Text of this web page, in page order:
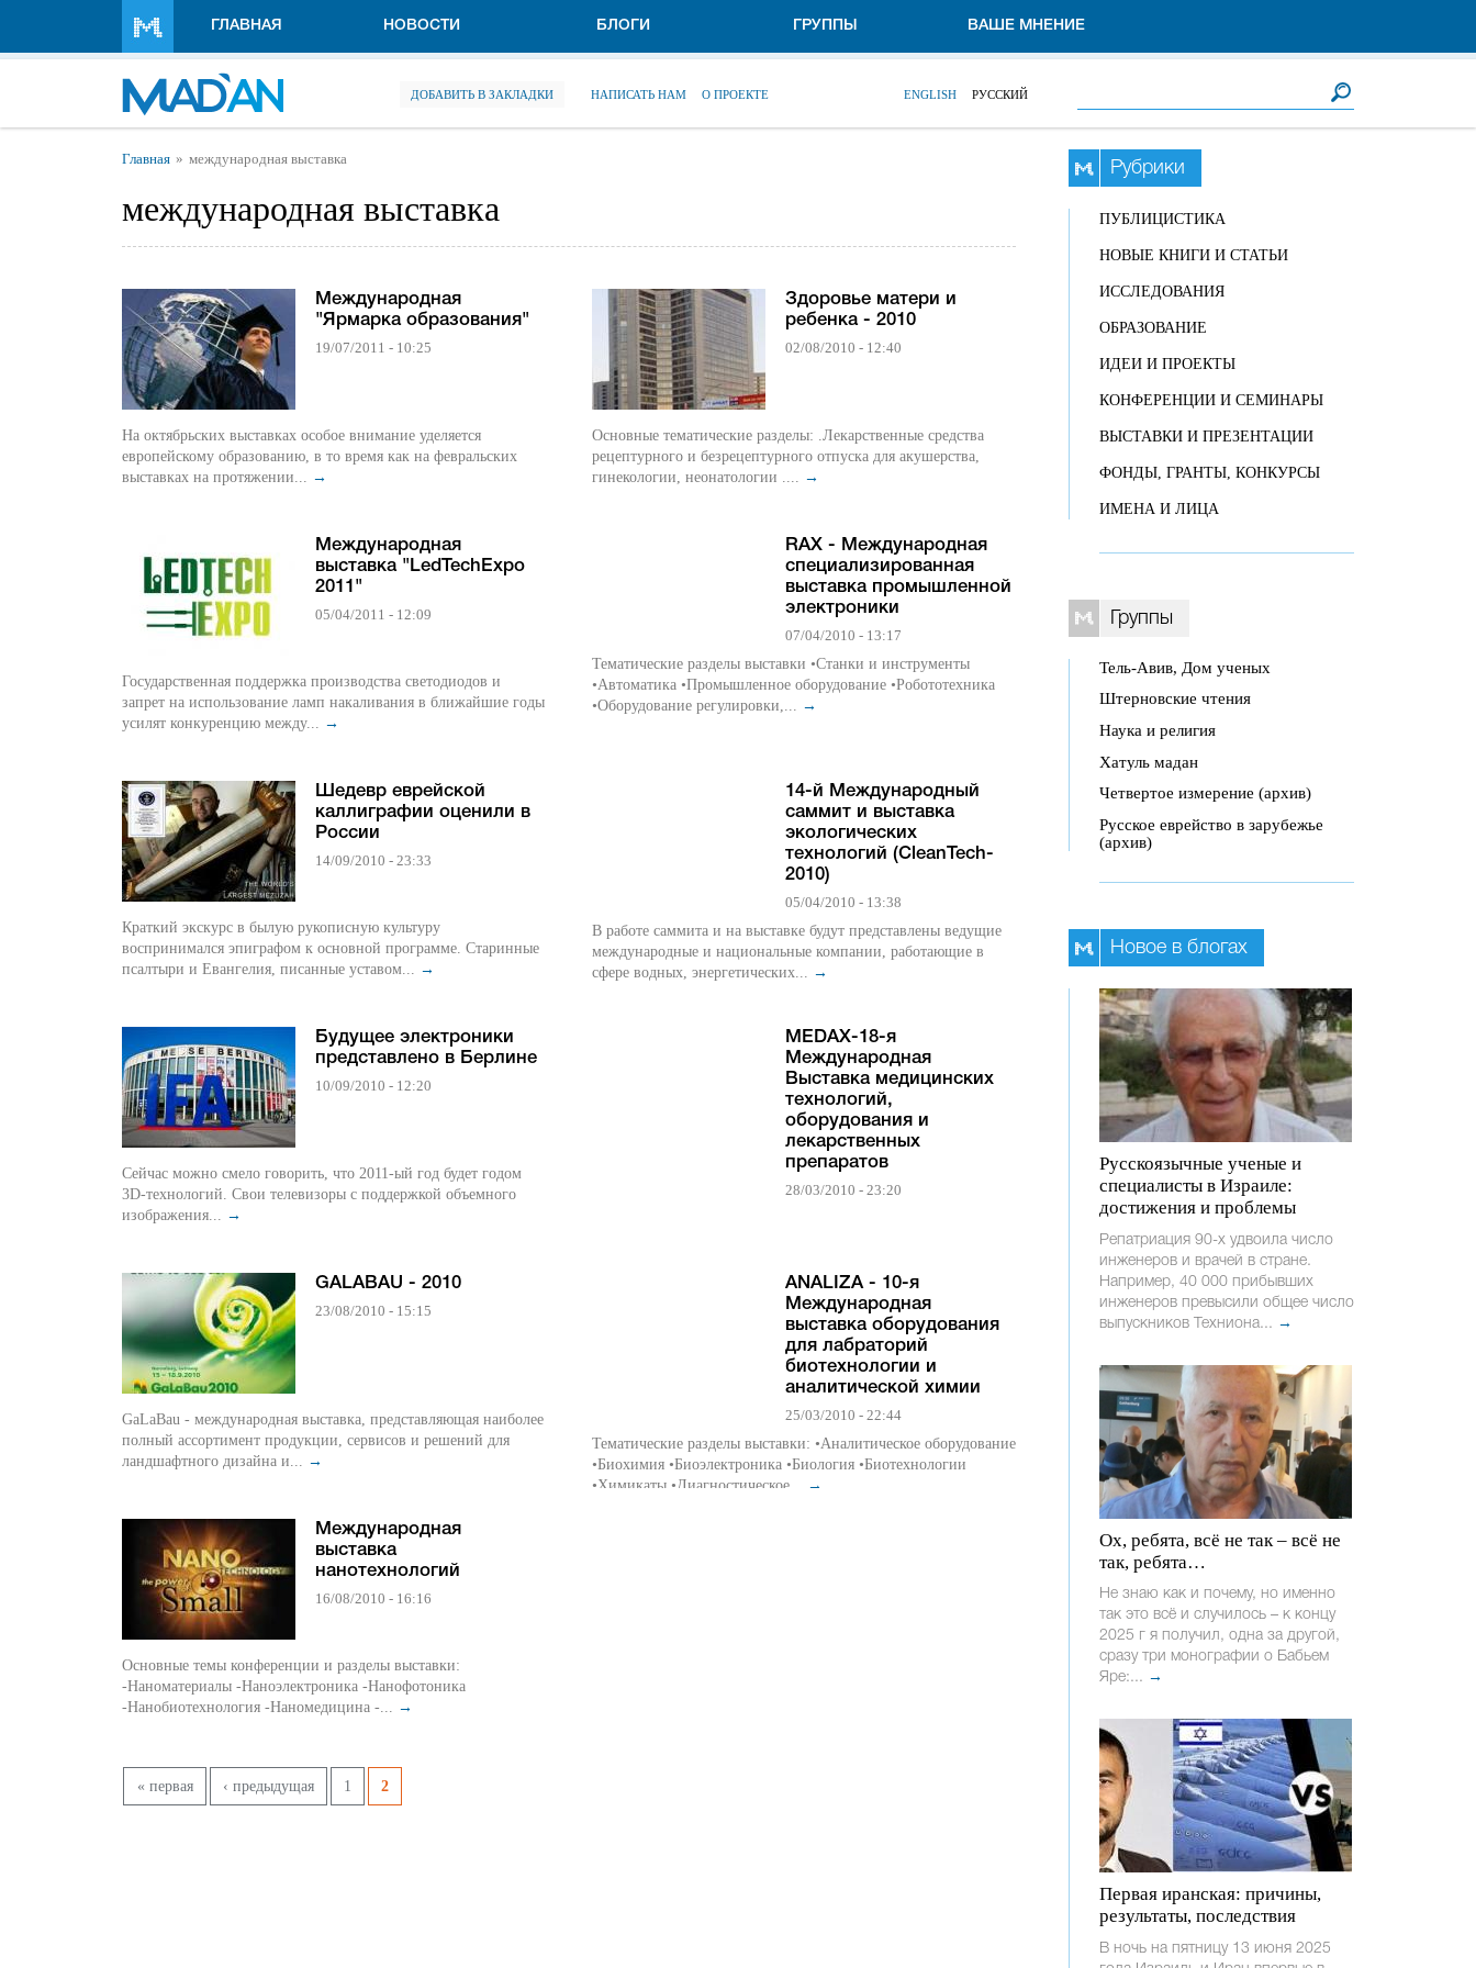
ГЛАВНАЯ НОВОСТИ БЛОГИ ГРУППЫ ВАШЕ МНЕНИЕ
ДОБАВИТЬ В ЗАКЛАДКИ НАПИСАТЬ НАМ О ПРОЕКТЕ ENGLISH РУССКИЙ
Вы здесь
Главная международная выставка
международная выставка
Международная
"Ярмарка образования"
19/07/2011 - 10:25
На октябрьских выставках особое внимание уделяется
европейскому образованию, в то время как на февральских
выставках на протяжении... →
Международная
выставка "LedTechExpo
2011"
05/04/2011 - 12:09
Государственная поддержка производства светодиодов и
запрет на использование ламп накаливания в ближайшие годы
усилят конкуренцию между... →
Шедевр еврейской
каллиграфии оценили в
России
14/09/2010 - 23:33
Краткий экскурс в былую рукописную культуру
воспринимался эпиграфом к основной программе. Старинные
псалтыри и Евангелия, писанные уставом... →
Будущее электроники
представлено в Берлине
10/09/2010 - 12:20
Сейчас можно смело говорить, что 2011-ый год будет годом
3D-технологий. Свои телевизоры с поддержкой объемного
изображения... →
GALABAU - 2010
23/08/2010 - 15:15
GaLaBau - международная выставка, представляющая наиболее
полный ассортимент продукции, сервисов и решений для
ландшафтного дизайна и... →
Международная
выставка
нанотехнологий
16/08/2010 - 16:16
Основные темы конференции и разделы выставки:
-Наноматериалы -Наноэлектроника -Нанофотоника
-Нанобиотехнология -Наномедицина -... →
Здоровье матери и
ребенка - 2010
02/08/2010 - 12:40
Основные тематические разделы: .Лекарственные средства
рецептурного и безрецептурного отпуска для акушерства,
гинекологии, неонатологии .... →
RAX - Международная
специализированная
выставка промышленной
электроники
07/04/2010 - 13:17
Тематические разделы выставки •Станки и инструменты
•Автоматика •Промышленное оборудование •Робототехника
•Оборудование регулировки,...
→
14-й Международный
саммит и выставка
экологических
технологий (CleanTech-
2010)
05/04/2010 - 13:38
В работе саммита и на выставке будут представлены ведущие
международные и национальные компании, работающие в
сфере водных, энергетических...
→
MEDAX-18-я
Международная
Выставка медицинских
технологий,
оборудования и
лекарственных
препаратов
28/03/2010 - 23:20
ANALIZA - 10-я
Международная
выставка оборудования
для лабраторий
биотехнологии и
аналитической химии
25/03/2010 - 22:44
Тематические разделы выставки: •Аналитическое оборудование
•Биохимия •Биоэлектроника •Биология •Биотехнологии
•Химикаты •Диагностическое...
→
Страницы
« первая ‹ предыдущая 1 2
Рубрики
ПУБЛИЦИСТИКА
НОВЫЕ КНИГИ И СТАТЬИ
ИССЛЕДОВАНИЯ
ОБРАЗОВАНИЕ
ИДЕИ И ПРОЕКТЫ
КОНФЕРЕНЦИИ И СЕМИНАРЫ
ВЫСТАВКИ И ПРЕЗЕНТАЦИИ
ФОНДЫ, ГРАНТЫ, КОНКУРСЫ
ИМЕНА И ЛИЦА
Группы
Тель-Авив, Дом ученых
Штерновские чтения
Наука и религия
Хатуль мадан
Четвертое измерение (архив)
Русское еврейство в зарубежье
(архив)
Новое в блогах
Русскоязычные ученые и
специалисты в Израиле:
достижения и проблемы
Репатриация 90-х удвоила число
инженеров и врачей в стране.
Например, 40 000 прибывших
инженеров превысили общее число
выпускников Техниона... →
Ох, ребята, всё не так – всё не
так, ребята…
Не знаю как и почему, но именно
так это всё и случилось – к концу
2025 г я получил, одна за другой,
сразу три монографии о Бабьем
Яре:... →
Первая иранская: причины,
результаты, последствия
В ночь на пятницу 13 июня 2025